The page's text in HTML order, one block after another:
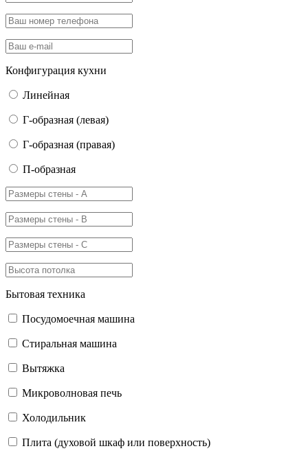
Конфигурация кухни
Линейная
Г-образная (левая)
Г-образная (правая)
П-образная
Бытовая техника
Посудомоечная машина
Стиральная машина
Вытяжка
Микроволновая печь
Холодильник
Плита (духовой шкаф или поверхность)